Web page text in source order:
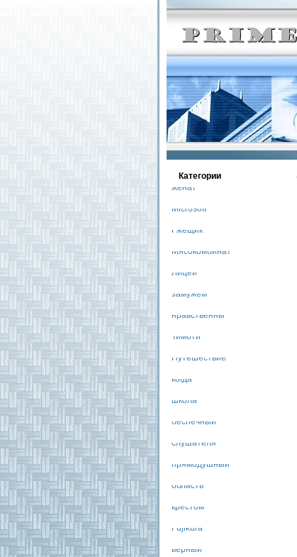
Категοрии
женат
Microsoft
Гжещик
Мясокомбинат
Лицей
замужем
нравственны
Тимоти
Путешествие
когда
школа
беспечный
слушателя
прямодушный
область
крестом
Fujikura
верный